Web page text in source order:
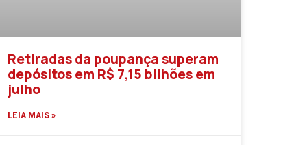
Retiradas da poupança superam
depósitos em R$ 7,15 bilhões em
julho
LEIA MAIS »